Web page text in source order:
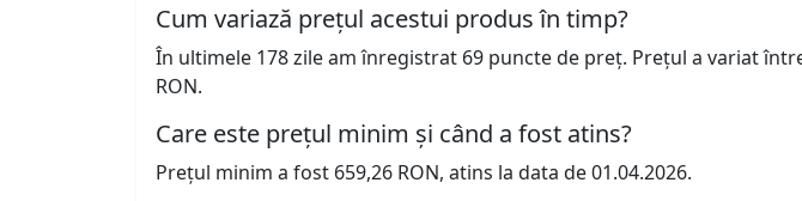
Cum variază prețul acestui produs în timp?
În ultimele 178 zile am înregistrat 69 puncte de preț. Prețul a variat
RON.
Care este prețul minim și când a fost atins?
Prețul minim a fost 659,26 RON, atins la data de 01.04.2026.